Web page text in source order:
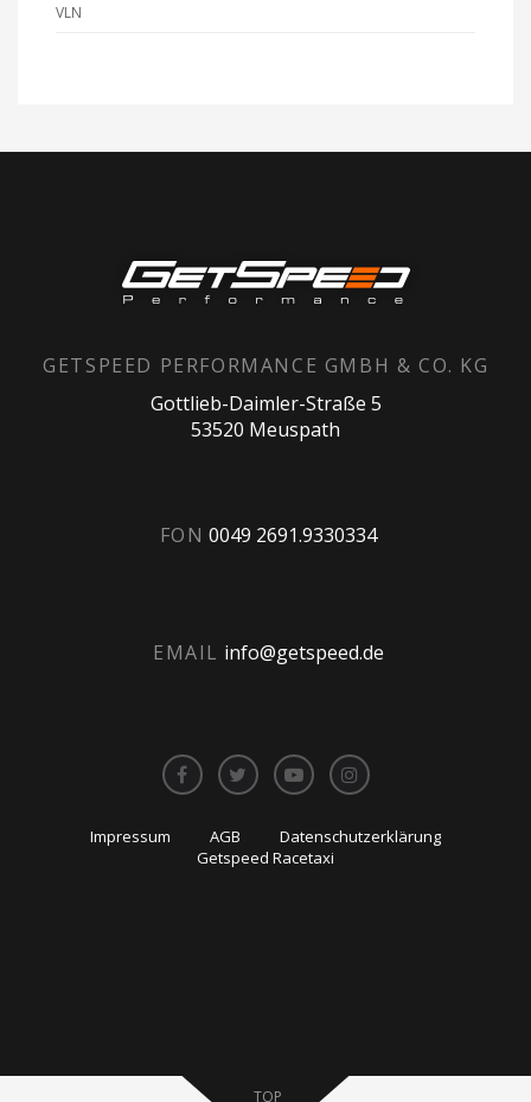
VLN
GETSPEED PERFORMANCE GMBH & CO. KG
Gottlieb-Daimler-Straße 5
53520 Meuspath
FON 0049 2691.9330334
EMAIL info@getspeed.de
Impressum AGB
Datenschutzerklärung
Getspeed Racetaxi
TOP